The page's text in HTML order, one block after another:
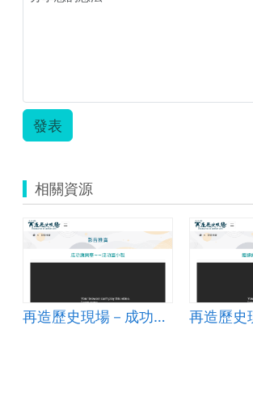
發表
相關資源
再造歷史現場－成功康樂臺~~成功國小製